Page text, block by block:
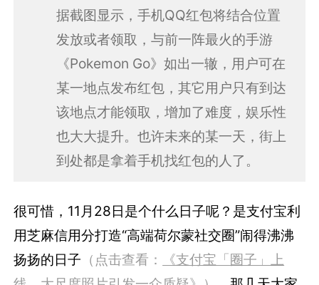
据截图显示，手机QQ红包将结合位置
发放或者领取，与前一阵最火的手游
《Pokemon Go》如出一辙，用户可在
某一地点发布红包，其它用户只有到达
该地点才能领取，增加了难度，娱乐性
也大大提升。也许未来的某一天，街上
到处都是拿着手机找红包的人了。
很可惜，11月28日是个什么日子呢？是支付宝利
用芝麻信用分打造“高端荷尔蒙社交圈”闹得沸沸
扬扬的日子 （点击查看：
《支付宝「圈子」上